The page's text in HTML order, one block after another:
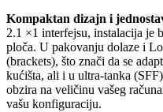
Kompaktan dizajn i
2.1 ×1 interfejsu, instalacija je
ploča. U pakovanju dolaze i
(brackets), što znači da se
kućišta, ali i u ultra-tanka
obzira na veličinu vašeg
vašu konfiguraciju.